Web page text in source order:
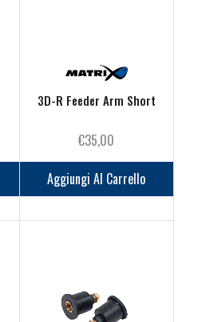
3D-R Feeder Arm Short
€35,00
Aggiungi Al Carrello